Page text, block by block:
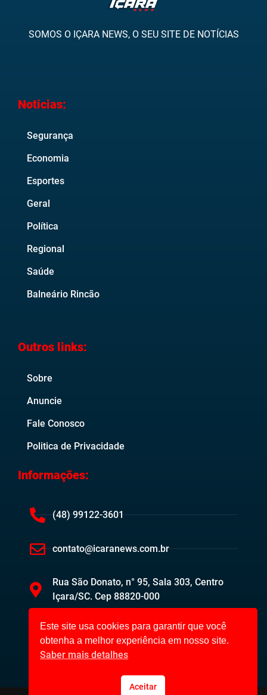
SOMOS O IÇARA NEWS, O SEU SITE DE NOTÍCIAS
Noticias:
Segurança
Economia
Esportes
Geral
Política
Regional
Saúde
Balneário Rincão
Outros links:
Sobre
Anuncie
Fale Conosco
Politica de Privacidade
Informações:
(48) 99122-3601
contato@icaranews.com.br
Rua São Donato, n° 95, Sala 303, Centro
Içara/SC. Cep 88820-000
Este site usa cookies para garantir que você
obtenha a melhor experiência em nosso site.
Saber mais detalhes
Aceitar